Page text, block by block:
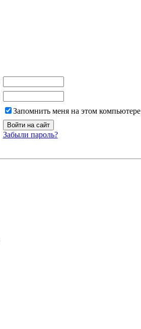
Запомнить меня на этом компьютере
Забыли пароль?